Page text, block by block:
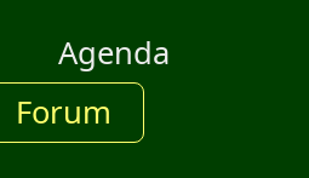
Agenda
Forum